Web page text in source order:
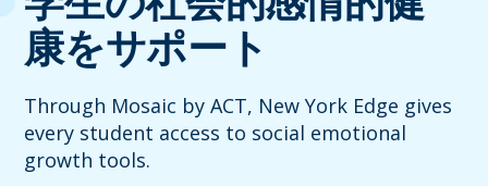
康をサポート
Through Mosaic by ACT, New York Edge gives
every student access to social emotional
growth tools.